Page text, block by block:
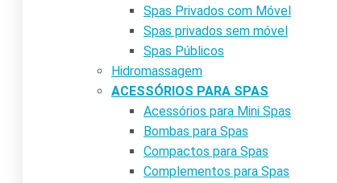
Spas Privados com Móvel
Spas privados sem móvel
Spas Públicos
Hidromassagem
ACESSÓRIOS PARA SPAS
Acessórios para Mini Spas
Bombas para Spas
Compactos para Spas
Complementos para Spas